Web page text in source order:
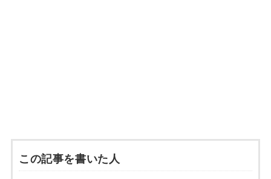
この記事を書いた人